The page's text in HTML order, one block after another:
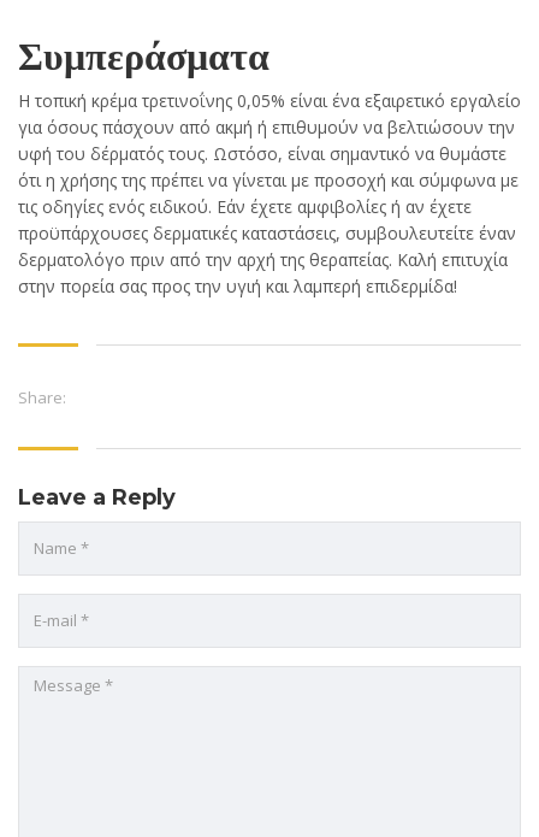
Συμπεράσματα
Η τοπική κρέμα τρετινοΐνης 0,05% είναι ένα εξαιρετικό εργαλείο
για όσους πάσχουν από ακμή ή επιθυμούν να βελτιώσουν την
υφή του δέρματός τους. Ωστόσο, είναι σημαντικό να θυμάστε
ότι η χρήσης της πρέπει να γίνεται με προσοχή και σύμφωνα με
τις οδηγίες ενός ειδικού. Εάν έχετε αμφιβολίες ή αν έχετε
προϋπάρχουσες δερματικές καταστάσεις, συμβουλευτείτε έναν
δερματολόγο πριν από την αρχή της θεραπείας. Καλή επιτυχία
στην πορεία σας προς την υγιή και λαμπερή επιδερμίδα!
Share:
Leave a Reply